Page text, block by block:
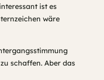
ist es
wäre
schaffen. Aber das